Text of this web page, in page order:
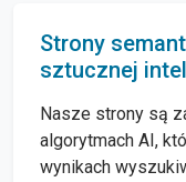
Strony
sztucznej
Nasze strony są
algorytmach AI,
wynikach